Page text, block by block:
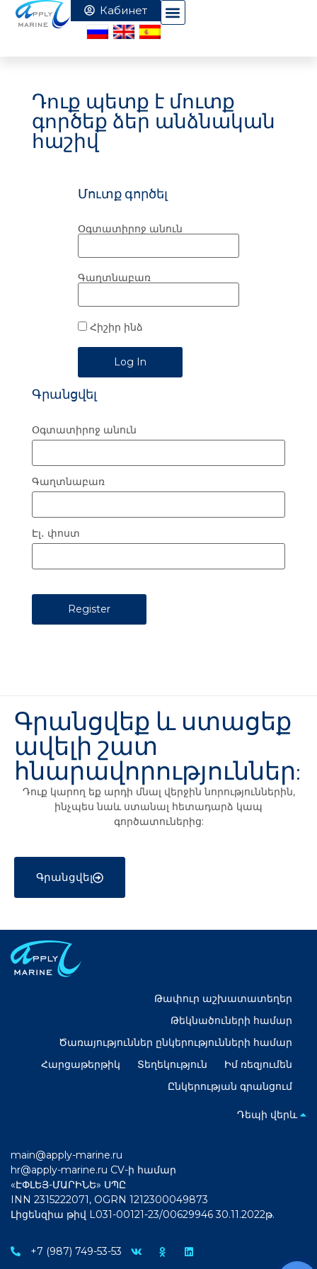
Դուք պետք է մուտք
գործեք ձեր անձնական
հաշիվ
Մուտք գործել
Օգտատիրոջ անուն
Գաղտնաբառ
Հիշիր ինձ
Alternative:
Գրանցվել
Օգտատիրոջ անուն
Գաղտնաբառ
Էլ․ փոստ
Գրանցվեք և ստացեք
ավելի շատ
հնարավորություններ:
Դուք կարող եք արդի մնալ վերջին նորություններին,
ինչպես նաև ստանալ հետադարձ կապ
գործատուներից:
Գրանցվել
Թափուր աշխատատեղեր
Թեկնածուների համար
Ծառայություններ ընկերությունների համար
Հարցաթերթիկ
Տեղեկություն
Իմ ռեզյումեն
Ընկերության գրանցում
Դեպի վերև
main@apply-marine.ru
hr@apply-marine.ru CV-ի համար
«ԷՓԼԵՅ-ՄԱՐԻՆԵ» ՍՊԸ
INN 2315222071, OGRN 1212300049873
Լիցենզիա թիվ L031-00121-23/00629946 30.11.2022թ.
+7 (987) 749-53-53